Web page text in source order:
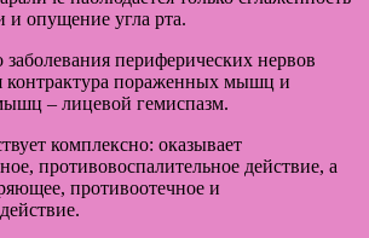
и опущение угла рта.
периферических нервов
контрактура пораженных мышц и
– лицевой гемиспазм.
комплексно: оказывает
противовоспалительное действие, а
противоотечное и